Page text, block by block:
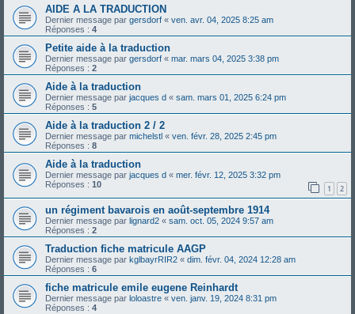
AIDE A LA TRADUCTION
Dernier message par gersdorf « ven. avr. 04, 2025 8:25 am
Réponses : 4
Petite aide à la traduction
Dernier message par gersdorf « mar. mars 04, 2025 3:38 pm
Réponses : 2
Aide à la traduction
Dernier message par jacques d « sam. mars 01, 2025 6:24 pm
Réponses : 5
Aide à la traduction 2 / 2
Dernier message par michelstl « ven. févr. 28, 2025 2:45 pm
Réponses : 8
Aide à la traduction
Dernier message par jacques d « mer. févr. 12, 2025 3:32 pm
Réponses : 10 1 2
un régiment bavarois en août-septembre 1914
Dernier message par lignard2 « sam. oct. 05, 2024 9:57 am
Réponses : 2
Traduction fiche matricule AAGP
Dernier message par kglbayrRIR2 « dim. févr. 04, 2024 12:28 am
Réponses : 6
fiche matricule emile eugene Reinhardt
Dernier message par loloastre « ven. janv. 19, 2024 8:31 pm
Réponses : 4